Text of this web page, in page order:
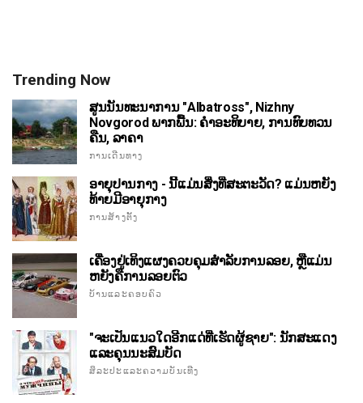
Trending Now
ສູນນັນທະນາການ "Albatross", Nizhny
Novgorod ພາກພື້ນ: ຄໍາອະທິບາຍ, ການທົບທວນ
ຄືນ, ລາຄາ
ການເດີນທາງ
ອາຍຸປານກາງ - ນີ້ແມ່ນສິ່ງທີ່ສະຕະວັດ? ແມ່ນຫຍັງ
ທ້າຍມີອາຍຸກາງ
ການສ້າງຕັ້ງ
ເຄື່ອງຢູ່ເທິງແຜງຄວບຄຸມສໍາລັບການລອຍ, ຫຼືແມ່ນ
ຫຍັງຄືການລອຍຕົວ
ບ້ານແລະຄອບຄົວ
"ຈະເປັນແນວໃດອີກແດ່ທີ່ເຮັດຜູ້ຊາຍ": ນັກສະແດງ
ແລະຄຸນນະສົມບັດ
ສິລະປະແລະຄວາມບັນເທີງ